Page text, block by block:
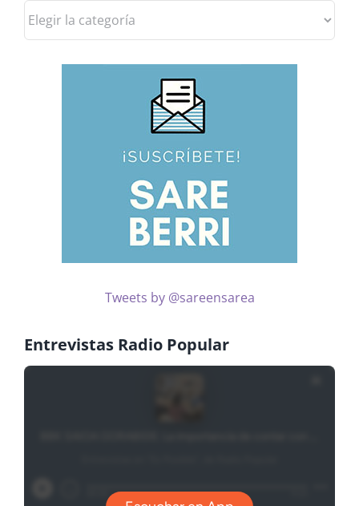
Consulta
las
Tweets by @sareensarea
Entrevistas Radio Popular